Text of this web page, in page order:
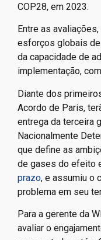
14, que estabelece
objetivo do Acordo
primeiro
COP28, em 2023.
esforços globais de
da capacidade de
implementação,
Diante dos
Acordo de Paris,
entrega da terceira
Nacionalmente
de gases do efeito
prazo, e assumiu o